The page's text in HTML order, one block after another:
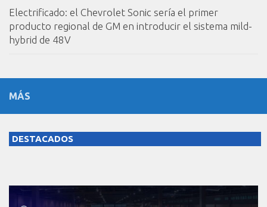
Electrificado: el Chevrolet Sonic sería el primer
producto regional de GM en introducir el sistema mild-
hybrid de 48V
MÁS
DESTACADOS